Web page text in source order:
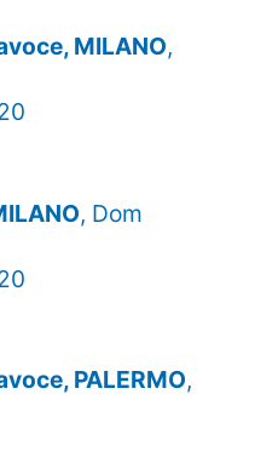
MILANO,
, Dom
PALERMO,